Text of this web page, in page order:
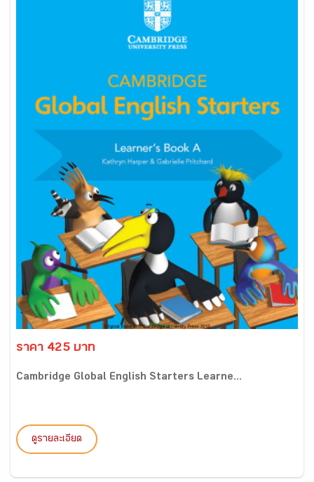
ราคา 425 บาท
Cambridge Global English Starters Learne...
ดูรายละเอียด